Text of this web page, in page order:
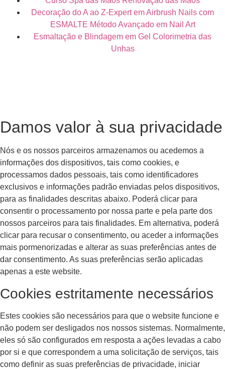
Decoração do A ao Z-Expert em Airbrush Nails com
ESMALTE Método Avançado em Nail Art
Esmaltação e Blindagem em Gel Colorimetria das
Unhas
Damos valor à sua privacidade
Nós e os nossos parceiros armazenamos ou acedemos a
informações dos dispositivos, tais como cookies, e
processamos dados pessoais, tais como identificadores
exclusivos e informações padrão enviadas pelos dispositivos,
para as finalidades descritas abaixo. Poderá clicar para
consentir o processamento por nossa parte e pela parte dos
nossos parceiros para tais finalidades. Em alternativa, poderá
clicar para recusar o consentimento, ou aceder a informações
mais pormenorizadas e alterar as suas preferências antes de
dar consentimento. As suas preferências serão aplicadas
apenas a este website.
Cookies estritamente necessários
Estes cookies são necessários para que o website funcione e
não podem ser desligados nos nossos sistemas. Normalmente,
eles só são configurados em resposta a ações levadas a cabo
por si e que correspondem a uma solicitação de serviços, tais
como definir as suas preferências de privacidade, iniciar